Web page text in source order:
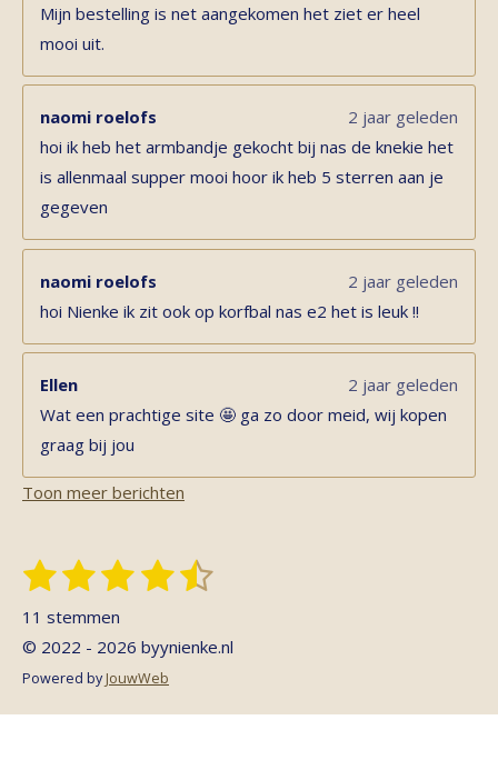
Mijn bestelling is net aangekomen het ziet er heel
mooi uit.
naomi roelofs
2 jaar geleden
hoi ik heb het armbandje gekocht bij nas de knekie het
is allenmaal supper mooi hoor ik heb 5 sterren aan je
gegeven
naomi roelofs
2 jaar geleden
hoi Nienke ik zit ook op korfbal nas e2 het is leuk !!
Ellen
2 jaar geleden
Wat een prachtige site 🤩 ga zo door meid, wij kopen
graag bij jou
Toon meer berichten
R
g
1
s
t
e
r
2
s
t
e
r
3
s
t
e
r
4
t
e
r
5
t
r
S
m
11 stemmen
© 2022 - 2026 byynienke.nl
Powered by JouwWeb